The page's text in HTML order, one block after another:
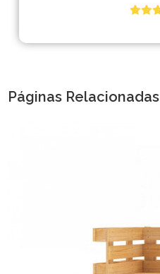
Páginas Relacionadas